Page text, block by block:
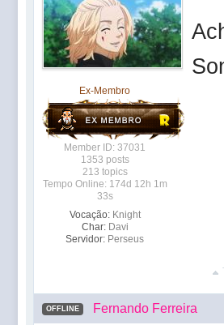
Ex-Membro
Member ID: 37031
1353 posts
213 topics
Tempo Online: 174d 12h 1m
33s
Vocação: Knight
Char: Davi
Servidor: Perseus
OFFLINE Fernando Ferreira